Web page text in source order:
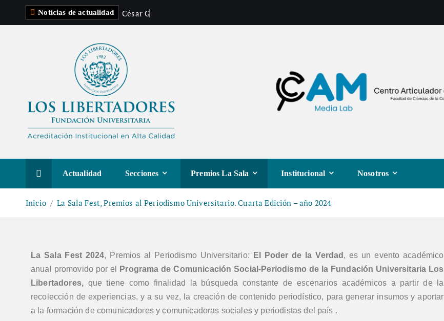
Noticias de actualidad César G
Actualidad Secciones Premios La Sala Institucional Nosotros
Inicio La Sala Fest, Premios al Periodismo Universitario. Cuarta Edición – año 2024
La Sala Fest 2024, Premios al Periodismo Universitario: El Poder de la Verdad , es un evento académico
anual promovido por el
Programa de Comunicación Social-Periodismo de la Fundación Universitaria Los
Libertadores, que tiene como finalidad la búsqueda constante de escenarios académicos a partir de la
recolección de experiencias, y a su vez, la creación de contenido periodístico, para generar insumos y aportar
a la formación de comunicadores y comunicadoras sociales y periodistas del país .